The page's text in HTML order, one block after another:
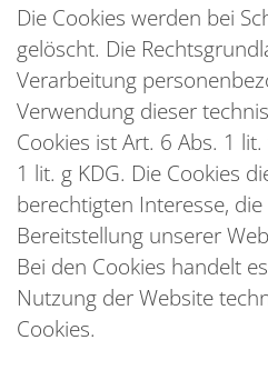
Die Cookies werden bei
gelöscht. Die
Verarbeitung
Verwendung dieser
Cookies ist Art. 6 Abs. 1
1 lit. g KDG. Die Cookies
berechtigten Interesse,
Bereitstellung unserer
Bei den Cookies handelt
Nutzung der Website
Cookies.